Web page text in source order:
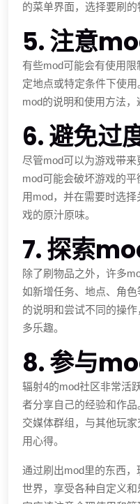
的菜单界面，选择要刷的
5. 注意
有些mod可能会有使用
定地点或特定条件下使
mod的说明和使用方法，
6. 避免过
尽管mod可以为游戏带
mod可能会破坏游戏的
用mod，并在需要时选
戏的原汁原味。
7. 探索
除了刷物品之外，许多
如新增任务、地点、角
的说明和尝试不同的操
多乐趣。
8. 参与
辐射4的mod社区非常活
者分享自己的经验和作
交媒体群组，与其他玩
用心得。
通过刷出mod里的东西
世界，享受各种自定义